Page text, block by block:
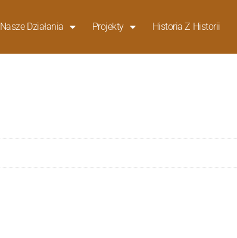
Nasze Działania Projekty Historia Z Historii